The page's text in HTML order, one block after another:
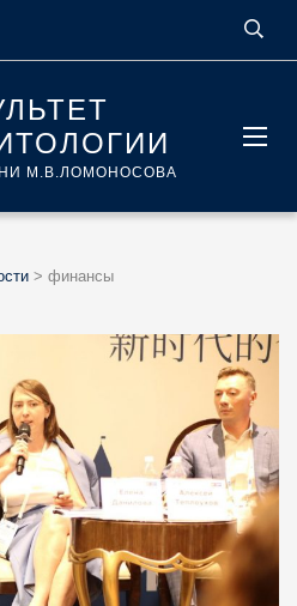
М.В.ЛОМОНОСОВА
> финансы